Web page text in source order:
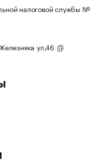
налоговой службы №
ул,46